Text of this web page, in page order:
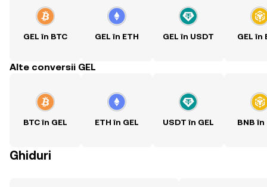
GEL în BTC GEL în ETH GEL în USDT GEL în
Alte conversii GEL
BTC în GEL ETH în GEL USDT în GEL BNB în
Ghiduri